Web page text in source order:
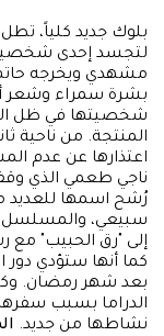
بلوك جديد كلياً،
لتجسد إحدى
مشهدي ويخرجه حاتم
بشرة سمراء وشعر
شخصيتها في ظل
المنتجة. من ناحية
اعتذارها عن عدم
ناجي طعمي الذي
رُشح اسمها للعديد
سبيعي، والمسلسل
كما أنها ستؤدي
بعد شهر رمضان.
الدراما بسبب
نشاطها من جديد.